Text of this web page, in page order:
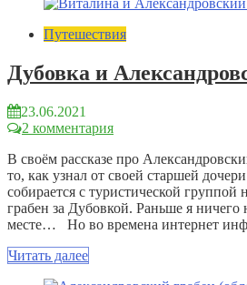
Путешествия
Дубовка и
23.06.2021
2 комментария
В своём рассказе про
то, как узнал от своей старшей
собирается с туристической группой
грабен за Дубовкой. Раньше я
месте… Но во времена интернет
Читать далее